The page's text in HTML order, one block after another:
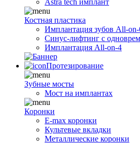
Astra tech имплант
Костная пластика
Имплантация зубов All-
Синус-лифтинг с
Имплантация All-on-4
Протезирование
Зубные мосты
Мост на имплантах
Коронки
E-max коронки
Культевые вкладки
Металлические коронки